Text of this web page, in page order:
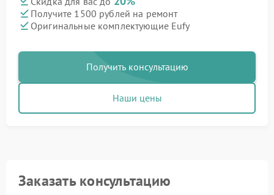
Получите 1500 рублей на ремонт
Оригинальные комплектующие Eufy
Получить консультацию
Наши цены
Заказать консультацию